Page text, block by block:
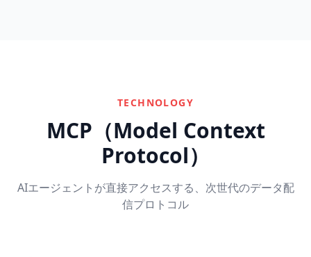
TECHNOLOGY
MCP（Model Context
Protocol）
AIエージェントが直接アクセスする、次世代のデータ配
信プロトコル